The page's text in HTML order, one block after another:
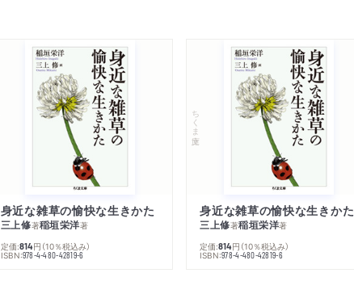
身近な雑草の愉快な生きかた
三上修著稲垣栄洋著
定価:814円 （10％税込み）
ISBN:978-4-480-42819-6
ちくま文庫
身近な雑草の愉快な生きかた
三上修著稲垣栄洋著
定価:814円 （10％税込み）
ISBN:978-4-480-42819-6